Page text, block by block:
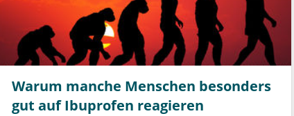
Warum manche Menschen besonders
gut auf Ibuprofen reagieren